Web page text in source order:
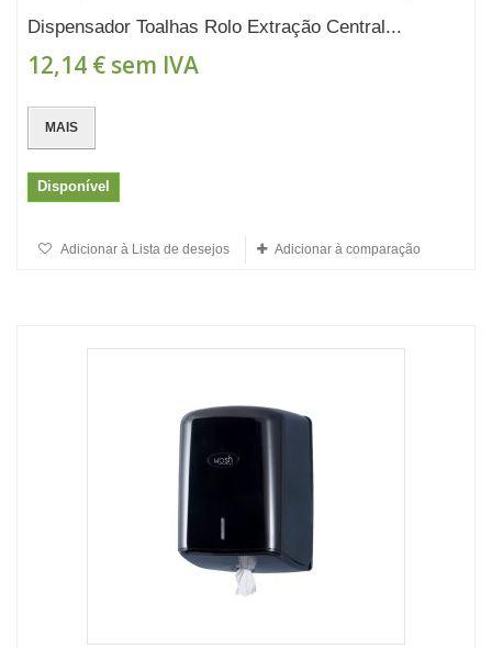
Dispensador Toalhas Rolo Extração Central...
12,14 € sem IVA
MAIS
Disponível
Adicionar à Lista de desejos Adicionar à comparação